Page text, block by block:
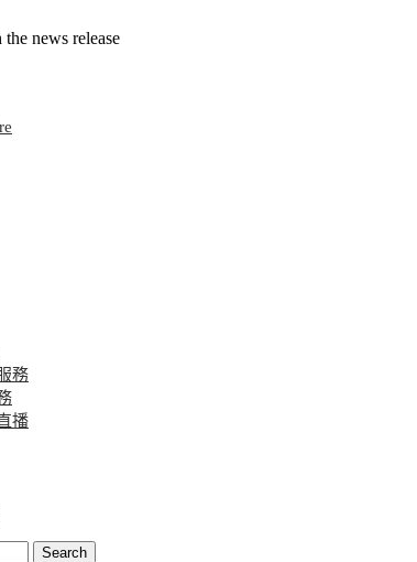
news release
務
播
Search